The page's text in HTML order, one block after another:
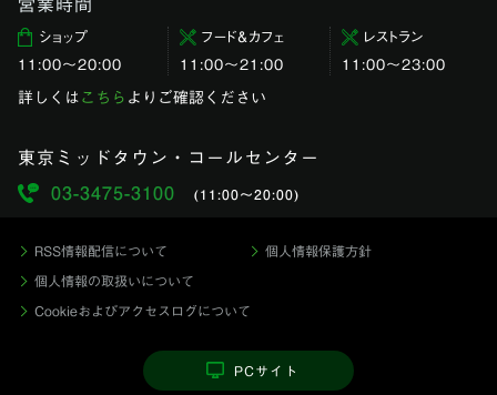
営業時間
ショップ
11:00〜20:00
フード＆カフェ
11:00～21:00
レストラン
11:00〜23:00
詳しくは こちら よりご確認ください
東京ミッドタウン・コールセンター
03-3475-3100
(11:00〜20:00)
RSS情報配信について 個人情報保護方針
個人情報の取扱いについて
Cookieおよびアクセスログについて
PCサイト